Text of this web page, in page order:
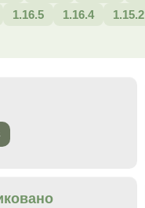
1.16.5 1.16.4 1.15.2